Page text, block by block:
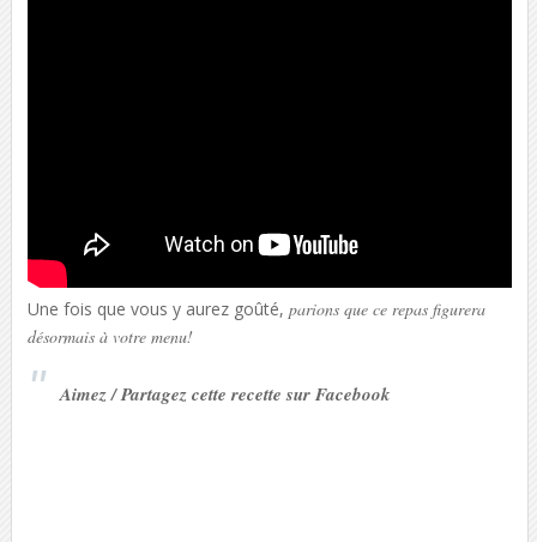
Une fois que vous y aurez goûté, parions que ce repas figurera
désormais à votre menu!
Aimez / Partagez cette recette sur Facebook